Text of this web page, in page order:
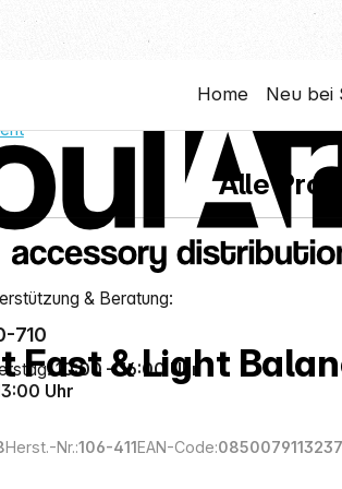
Home Neu bei
Alle
Fast & Light
Herst.-Nr.:106-411EAN-Code:0850079113237
& Beratung:
710
10:00 – 16:00 Uhr
Uhr